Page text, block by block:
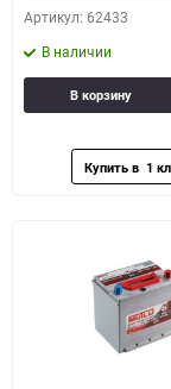
Артикул: 62433
В наличии
В корзину